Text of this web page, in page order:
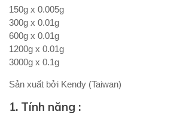
150g x 0.005g
300g x 0.01g
600g x 0.01g
1200g x 0.01g
3000g x 0.1g
Sản xuất bởi Kendy (Taiwan)
1. Tính năng :